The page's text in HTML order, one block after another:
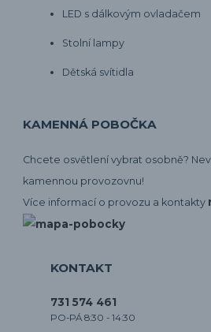
LED s dálkovým ovladačem
Stolní lampy
Dětská svítidla
KAMENNÁ POBOČKA
Chcete osvětlení vybrat osobně?
kamennou provozovnu!
Více informací o provozu a kontakty
KONTAKT
731 574 461
PO-PÁ 8:30 - 14:30